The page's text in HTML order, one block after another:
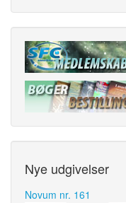
Nye udgivelser
Novum nr. 161